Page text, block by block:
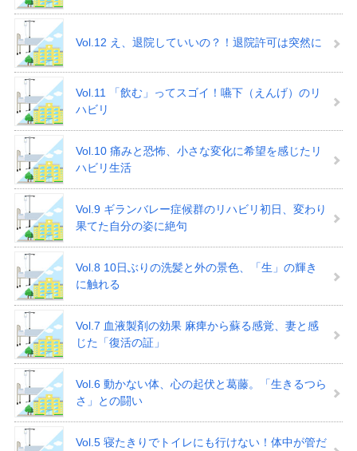
Vol.12 え、退院していいの？！退院許可は突然に
Vol.11 「飲む」ってスゴイ！嚥下（えんげ）のリ
ハビリ
Vol.10 痛みと恐怖、小さな変化に希望を感じたリ
ハビリ生活
Vol.9 ギランバレー症候群のリハビリ初日、変わり
果てた自分の姿に絶句
Vol.8 10日ぶりの洗髪と外の景色、「生」の輝き
に触れる
Vol.7 血液製剤の効果 麻痺から蘇る感覚、妻と感
じた「復活の証」
Vol.6 動かない体、心の起伏と葛藤。「生きるつら
さ」との闘い
Vol.5 寝たきりでトイレにも行けない！体中が管だ